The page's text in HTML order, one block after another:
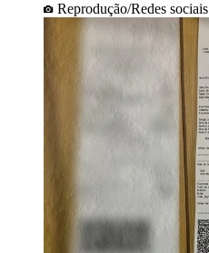
Reprodução/Redes sociais